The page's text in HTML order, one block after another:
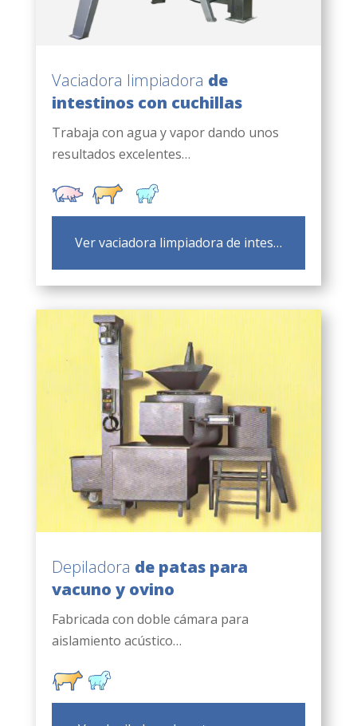
Vaciadora limpiadora de
intestinos con cuchillas
Trabaja con agua y vapor dando unos
resultados excelentes…
Ver vaciadora limpiadora de intes…
Depiladora de patas para
vacuno y ovino
Fabricada con doble cámara para
aislamiento acústico…